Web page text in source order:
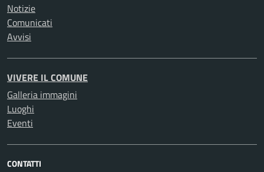
Notizie
Comunicati
Avvisi
VIVERE IL COMUNE
Galleria immagini
Luoghi
Eventi
CONTATTI